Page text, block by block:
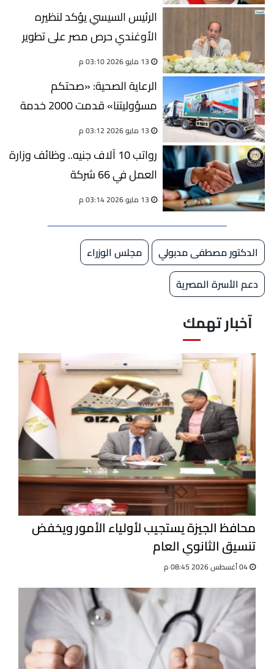
الرئيس السيسي يؤكد لنظيره
الأوغندي حرص مصر على تطوير
التبادل التجاري
13 مايو 2026 03:10 م
الرعاية الصحية: «صحتكم
مسؤوليتنا» قدمت 2000 خدمة
صحية بجنوب سيناء
13 مايو 2026 03:12 م
رواتب 10 آلاف جنيه.. وظائف وزارة
العمل في 66 شركة
13 مايو 2026 03:14 م
الدكتور مصطفى مدبولي
مجلس الوزراء
دعم الأسرة المصرية
آخبار تهمك
محافظ الجيزة يستجيب لأولياء الأمور ويخفض
تنسيق الثانوي العام